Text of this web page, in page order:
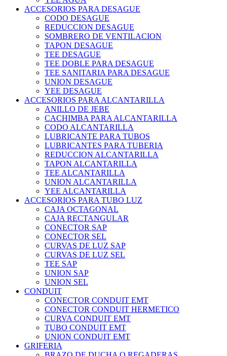
ACCESORIOS PARA DESAGUE
CODO DESAGUE
REDUCCION DESAGUE
SOMBRERO DE VENTILACION
TAPON DESAGUE
TEE DESAGUE
TEE DOBLE PARA DESAGUE
TEE SANITARIA PARA DESAGUE
UNION DESAGUE
YEE DESAGUE
ACCESORIOS PARA ALCANTARILLA
ANILLO DE JEBE
CACHIMBA PARA ALCANTARILLA
CODO ALCANTARILLA
LUBRICANTE PARA TUBOS
LUBRICANTES PARA TUBERIA
REDUCCION ALCANTARILLA
TAPON ALCANTARILLA
TEE ALCANTARILLA
UNION ALCANTARILLA
YEE ALCANTARILLA
ACCESORIOS PARA TUBO LUZ
CAJA OCTAGONAL
CAJA RECTANGULAR
CONECTOR SAP
CONECTOR SEL
CURVAS DE LUZ SAP
CURVAS DE LUZ SEL
TEE SAP
UNION SAP
UNION SEL
CONDUIT
CONECTOR CONDUIT EMT
CONECTOR CONDUIT HERMETICO
CURVA CONDUIT EMT
TUBO CONDUIT EMT
UNION CONDUIT EMT
GRIFERIA